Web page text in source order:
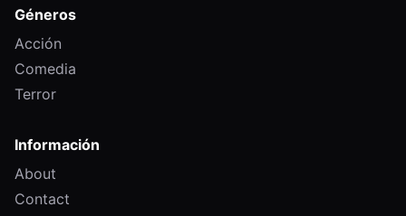
Géneros
Acción
Comedia
Terror
Información
About
Contact